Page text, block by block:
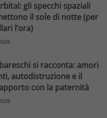
gli specchi spaziali
il sole di notte (per
l’ora)
si racconta: amori
autodistruzione e il
con la paternità